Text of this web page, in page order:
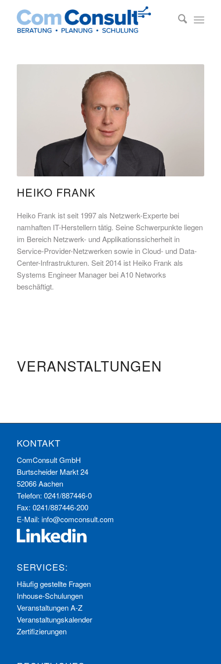
HEIKO FRANK
Heiko Frank ist seit 1997 als Netzwerk-Experte bei
namhaften IT-Herstellern tätig. Seine Schwerpunkte liegen
im Bereich Netzwerk- und Applikationssicherheit in
Service-Provider-Netzwerken sowie in Cloud- und Data-
Center-Infrastrukturen. Seit 2014 ist Heiko Frank als
Systems Engineer Manager bei A10 Networks
beschäftigt.
VERANSTALTUNGEN
KONTAKT
ComConsult GmbH
Burtscheider Markt 24
52066 Aachen
Telefon: 0241/887446-0
Fax: 0241/887446-200
E-Mail: info@comconsult.com
SERVICES:
Häufig gestellte Fragen
Inhouse-Schulungen
Veranstaltungen A-Z
Veranstaltungskalender
Zertifizierungen